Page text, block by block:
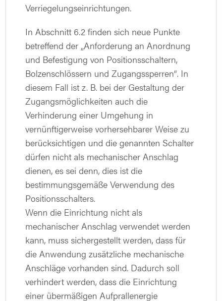
Verriegelungseinrichtungen.
In Abschnitt 6.2 finden sich neue Punkte
betreffend der „Anforderung an Anordnung
und Befestigung von Positionsschaltern,
Bolzenschlössern und Zugangssperren“. In
diesem Fall ist z. B. bei der Gestaltung der
Zugangsmöglichkeiten auch die
Verhinderung einer Umgehung in
vernünftigerweise vorhersehbarer Weise zu
berücksichtigen und die genannten Schalter
dürfen nicht als mechanischer Anschlag
dienen, es sei denn, dies ist die
bestimmungsgemäße Verwendung des
Positionsschalters.
Wenn die Einrichtung nicht als
mechanischer Anschlag verwendet werden
kann, muss sichergestellt werden, dass für
die Anwendung zusätzliche mechanische
Anschläge vorhanden sind. Dadurch soll
verhindert werden, dass die Einrichtung
einer übermäßigen Aufprallenergie